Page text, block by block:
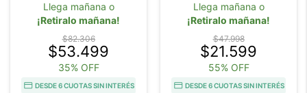
Llega mañana o
¡Retiralo mañana!
$82.306
$53.499
35% OFF
DESDE 6 CUOTAS SIN INTERÉS
Llega mañana o
¡Retiralo mañana!
$47.998
$21.599
55% OFF
DESDE 6 CUOTAS SIN INTERÉS